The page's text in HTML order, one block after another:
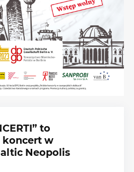
to
koncert w
Neopolis